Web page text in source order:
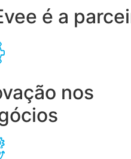
é a
nos